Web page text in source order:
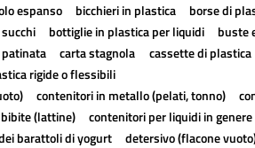
espanso bicchieri in plastica borse di
bottiglie in plastica per liquidi
buste
carta stagnola cassette di plastica
rigide o flessibili
contenitori in metallo (pelati, tonno)
(lattine)
contenitori per liquidi in
barattoli di yogurt detersivo (flacone